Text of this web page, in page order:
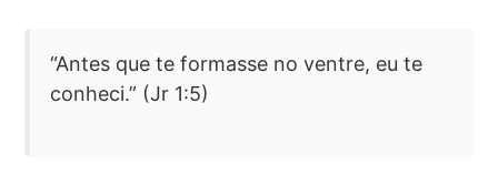
“Antes que te formasse no ventre, eu te
conheci.” (Jr 1:5)